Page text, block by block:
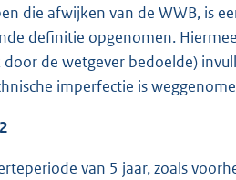
die afwijken van de WWB, is
definitie opgenomen.
door de wetgever bedoelde)
imperfectie is
van 5 jaar, zoals